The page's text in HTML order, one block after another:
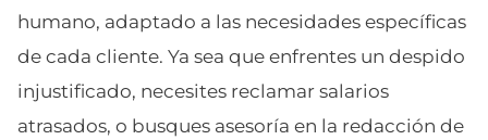
humano, adaptado a las necesidades específicas
de cada cliente. Ya sea que enfrentes un despido
injustificado, necesites reclamar salarios
atrasados, o busques asesoría en la redacción de